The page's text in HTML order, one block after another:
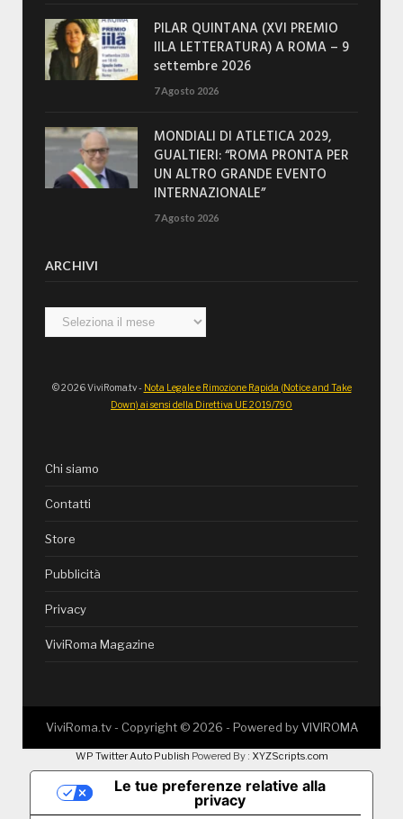
PILAR QUINTANA (XVI PREMIO
IILA LETTERATURA) A ROMA – 9
settembre 2026
7 Agosto 2026
MONDIALI DI ATLETICA 2029,
GUALTIERI: “ROMA PRONTA PER
UN ALTRO GRANDE EVENTO
INTERNAZIONALE”
7 Agosto 2026
ARCHIVI
Archivi
© 2026 ViviRoma.tv - Nota Legale e Rimozione Rapida (Notice and Take
Down) ai sensi della Direttiva UE 2019/790
Chi siamo
Contatti
Store
Pubblicità
Privacy
ViviRoma Magazine
ViviRoma.tv - Copyright © 2026 - Powered byVIVIROMA
WP Twitter Auto Publish Powered By : XYZScripts.com
Le tue preferenze relative alla
privacy